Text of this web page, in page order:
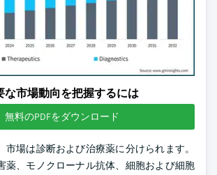
な市場動向を把握するには
無料のPDFをダウンロード
市場は診断および治療薬に分けられます。
薬、モノクローナル抗体、細胞および細胞